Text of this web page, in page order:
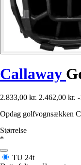
Callaway
2.833,00 kr. 2.462,00 kr.
Opdag golfvognsækken
Størrelse
*
TU 24t